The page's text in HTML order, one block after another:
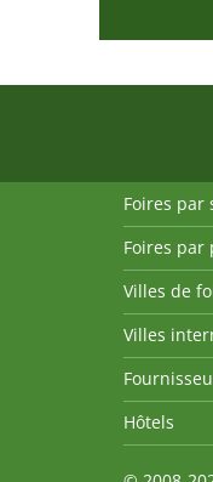
Foires par
Foires par
Villes de
Villes
Hôtels